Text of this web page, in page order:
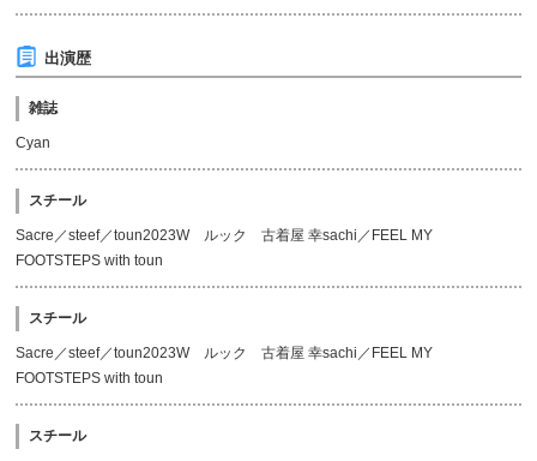
出演歴
雑誌
Cyan
スチール
Sacre／steef／toun2023W ルック 古着屋 幸sachi／FEEL MY
FOOTSTEPS with toun
スチール
Sacre／steef／toun2023W ルック 古着屋 幸sachi／FEEL MY
FOOTSTEPS with toun
スチール